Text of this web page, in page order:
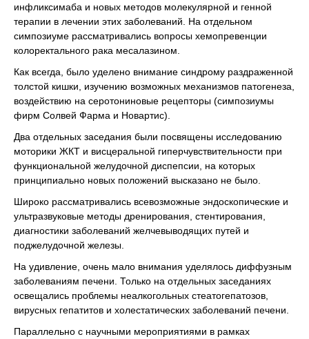
инфликсимаба и новых методов молекулярной и генной
терапии в лечении этих заболеваний. На отдельном
симпозиуме рассматривались вопросы хемопревенции
колоректального рака месалазином.
Как всегда, было уделено внимание синдрому раздраженной
толстой кишки, изучению возможных механизмов патогенеза,
воздействию на серотониновые рецепторы (симпозиумы
фирм Солвей Фарма и Новартис).
Два отдельных заседания были посвящены исследованию
моторики ЖКТ и висцеральной гиперчувствительности при
функциональной желудочной диспепсии, на которых
принципиально новых положений высказано не было.
Широко рассматривались всевозможные эндоскопические и
ультразвуковые методы дренирования, стентирования,
диагностики заболеваний желчевыводящих путей и
поджелудочной железы.
На удивление, очень мало внимания уделялось диффузным
заболеваниям печени. Только на отдельных заседаниях
освещались проблемы неалкогольных стеатогепатозов,
вирусных гепатитов и холестатических заболеваний печени.
Параллельно с научными мероприятиями в рамках